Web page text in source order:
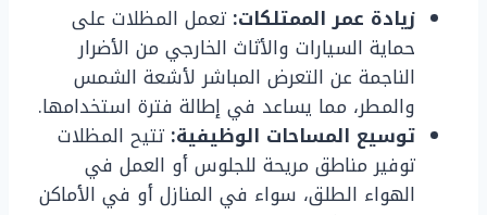
زيادة عمر الممتلكات: تعمل المظلات على
حماية السيارات والأثاث الخارجي من الأضرار
الناجمة عن التعرض المباشر لأشعة الشمس
والمطر، مما يساعد في إطالة فترة استخدامها.
توسيع المساحات الوظيفية: تتيح المظلات
توفير مناطق مريحة للجلوس أو العمل في
الهواء الطلق، سواء في المنازل أو في الأماكن